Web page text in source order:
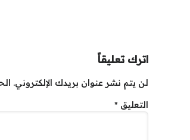
اترك تعليقاً
لن يتم نشر عنوان بريدك الإلكتروني.
التعليق *